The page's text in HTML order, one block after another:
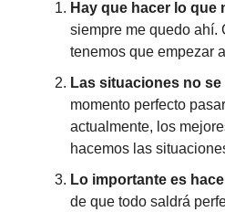
Hay que hacer lo que
siempre me quedo ahí.
tenemos que empezar
Las situaciones no
momento perfecto
actualmente, los
hacemos las
Lo importante es
de que todo saldrá